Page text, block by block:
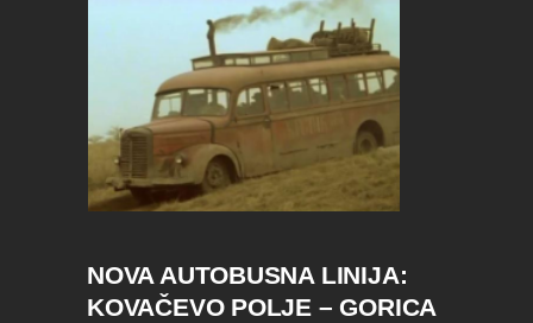
NOVA AUTOBUSNA LINIJA:
KOVAČEVO POLJE – GORICA